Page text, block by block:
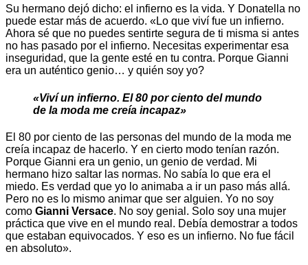
Su hermano dejó dicho: el infierno es la vida. Y Donatella no
puede estar más de acuerdo. «Lo que viví fue un infierno.
Ahora sé que no puedes sentirte segura de ti misma si antes
no has pasado por el infierno. Necesitas experimentar esa
inseguridad, que la gente esté en tu contra. Porque Gianni
era un auténtico genio… y quién soy yo?
«Viví un infierno. El 80 por ciento del mundo
de la moda me creía incapaz»
El 80 por ciento de las personas del mundo de la moda me
creía incapaz de hacerlo. Y en cierto modo tenían razón.
Porque Gianni era un genio, un genio de verdad. Mi
hermano hizo saltar las normas. No sabía lo que era el
miedo. Es verdad que yo lo animaba a ir un paso más allá.
Pero no es lo mismo animar que ser alguien. Yo no soy
como Gianni Versace. No soy genial. Solo soy una mujer
práctica que vive en el mundo real. Debía demostrar a todos
que estaban equivocados. Y eso es un infierno. No fue fácil
en absoluto».